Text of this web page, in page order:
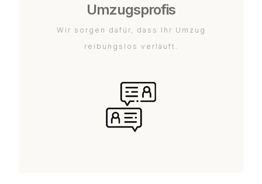
Umzugsprofis
Wir sorgen dafür, dass Ihr Umzug
reibungslos verläuft.